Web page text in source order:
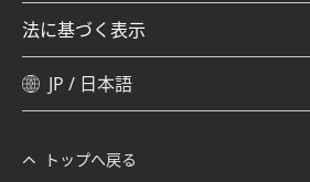
法に基づく表示
JP / 日本語
トップへ戻る